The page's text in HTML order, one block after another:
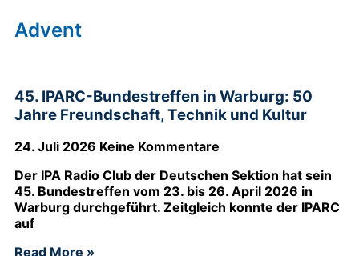
Advent
45. IPARC-Bundestreffen in Warburg: 50
Jahre Freundschaft, Technik und Kultur
24. Juli 2026 Keine Kommentare
Der IPA Radio Club der Deutschen Sektion hat sein
45. Bundestreffen vom 23. bis 26. April 2026 in
Warburg durchgeführt. Zeitgleich konnte der IPARC
auf
Read More »